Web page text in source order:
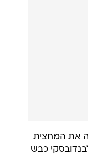
את המחצית
כבש